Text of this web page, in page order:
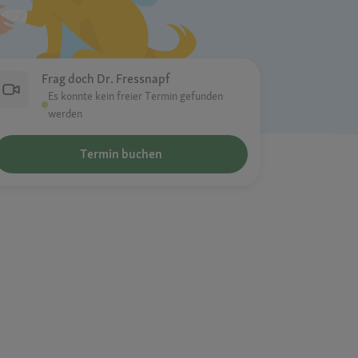
Frag doch Dr. Fressnapf
Es konnte kein freier Termin gefunden
werden
Termin buchen